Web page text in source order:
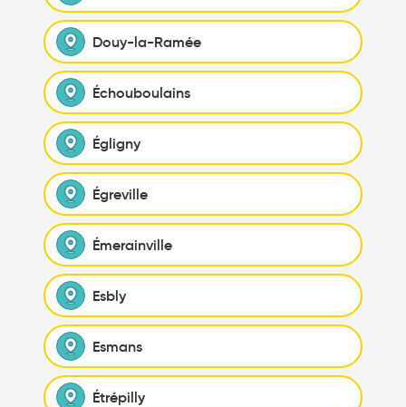
Douy-la-Ramée
Échouboulains
Égligny
Égreville
Émerainville
Esbly
Esmans
Étrépilly